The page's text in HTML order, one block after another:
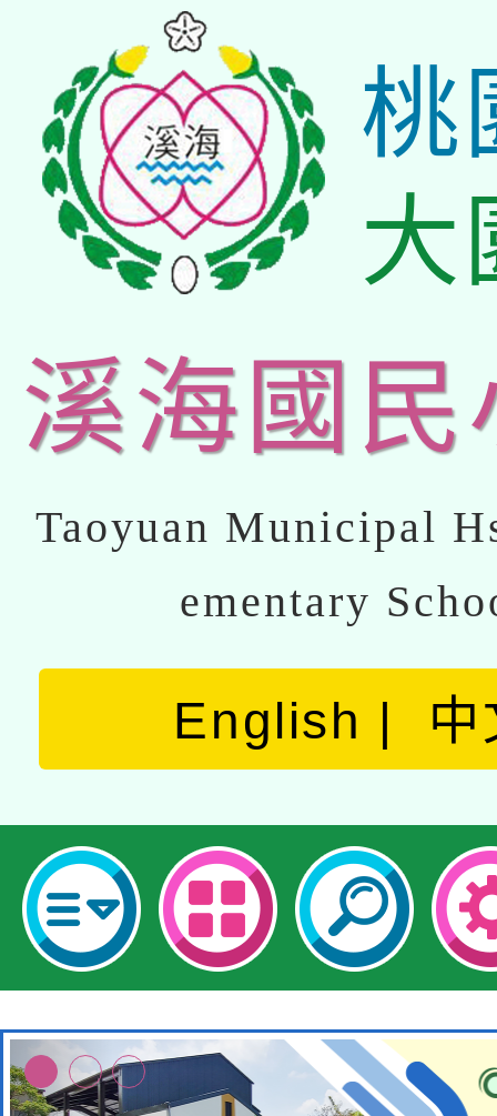
桃
大
溪海國民
Taoyuan Municipal
ementary
English 中